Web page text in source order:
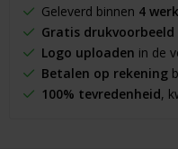
Geleverd binnen 4
Gratis drukvoorbeeld
Logo uploaden in de
Betalen op rekening
100% tevredenheid,